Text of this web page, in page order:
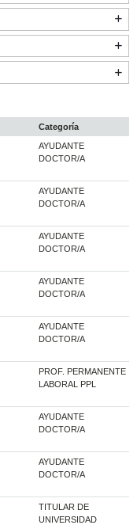
Categoría
AYUDANTE
DOCTOR/A
AYUDANTE
DOCTOR/A
AYUDANTE
DOCTOR/A
AYUDANTE
DOCTOR/A
AYUDANTE
DOCTOR/A
PROF. PERMANENTE
LABORAL PPL
AYUDANTE
DOCTOR/A
AYUDANTE
DOCTOR/A
TITULAR DE
UNIVERSIDAD